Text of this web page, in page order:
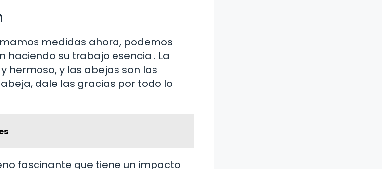
medidas ahora, podemos
haciendo su trabajo esencial. La
hermoso, y las abejas son las
dale las gracias por todo lo
fascinante que tiene un impacto